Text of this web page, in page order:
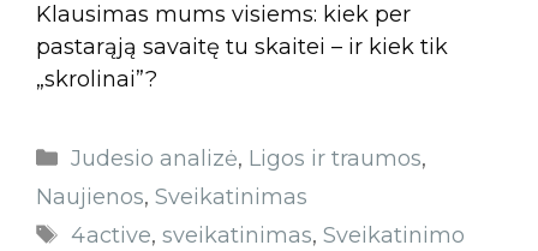
Klausimas mums visiems: kiek per
pastarąją savaitę tu skaitei – ir kiek tik
„skrolinai”?
Judesio analizė, Ligos ir traumos,
Naujienos, Sveikatinimas
4active, sveikatinimas, Sveikatinimo